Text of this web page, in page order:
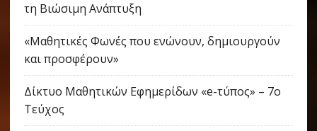
τη Βιώσιμη Ανάπτυξη
«Μαθητικές Φωνές που ενώνουν, δημιουργούν
και προσφέρουν»
Δίκτυο Μαθητικών Εφημερίδων «e-τύπος» – 7ο
Τεύχος